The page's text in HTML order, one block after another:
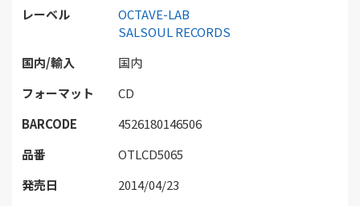
レーベル
OCTAVE-LAB
SALSOUL RECORDS
国内/輸入
国内
フォーマット
CD
BARCODE
4526180146506
品番
OTLCD5065
発売日
2014/04/23